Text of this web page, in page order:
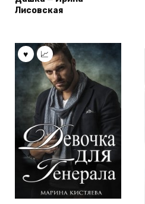
Лисовская